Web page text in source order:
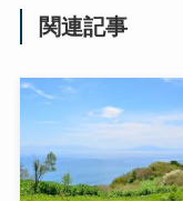
関連記事